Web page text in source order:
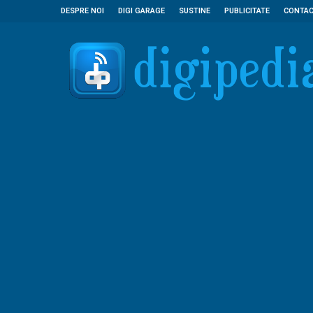
DESPRE NOI DIGI GARAGE SUSTINE PUBLICITATE